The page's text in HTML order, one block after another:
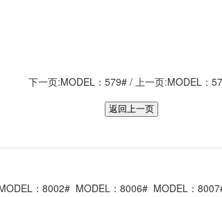
下一页:MODEL：579# / 上一页:MODEL：
：8002# MODEL：8006# MODEL：